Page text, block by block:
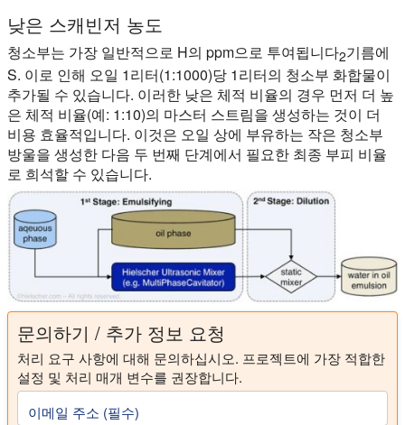
낮은 스캐빈저 농도
청소부는 가장 일반적으로 H의 ppm으로 투여됩니다2기름에
S. 이로 인해 오일 1리터(1:1000)당 1리터의 청소부 화합물이
추가될 수 있습니다. 이러한 낮은 체적 비율의 경우 먼저 더 높
은 체적 비율(예: 1:10)의 마스터 스트림을 생성하는 것이 더
비용 효율적입니다. 이것은 오일 상에 부유하는 작은 청소부
방울을 생성한 다음 두 번째 단계에서 필요한 최종 부피 비율
로 희석할 수 있습니다.
문의하기 / 추가 정보 요청
처리 요구 사항에 대해 문의하십시오. 프로젝트에 가장 적합한
설정 및 처리 매개 변수를 권장합니다.
이메일 주소 (필수)